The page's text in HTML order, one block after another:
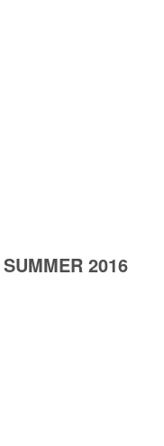
2016